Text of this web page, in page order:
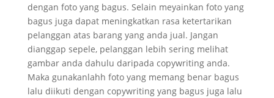
dengan foto yang bagus. Selain meyainkan foto yang
bagus juga dapat meningkatkan rasa ketertarikan
pelanggan atas barang yang anda jual. Jangan
dianggap sepele, pelanggan lebih sering melihat
gambar anda dahulu daripada copywriting anda.
Maka gunakanlahh foto yang memang benar bagus
lalu diikuti dengan copywriting yang bagus juga lalu